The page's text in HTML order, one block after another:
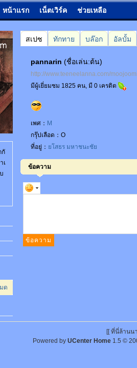
หน้าแรก เน็ตเวิร์ค ช่วยเหลือ
กั
เ
ด
สเปซ ทักทาย บล๊อก อัลบั้ม
pannarin (ชื่อเล่น:ต้น)
http://www.teeneelanna.com/
มีผู้เยี่ยมชม 1825 คน, มี 0 เครดิต
เพศ： M
กรุ๊ปเลือด：O
ที่อยู่： ยโสธร มหาชนะชัย
ข้อความ
[[ ที่นี่ล้านน
Powered by UCenter Home 1.5 ©